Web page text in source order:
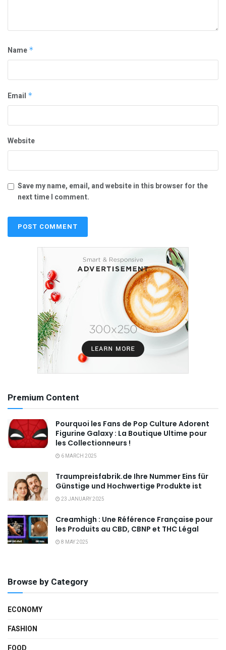
Name *
Email *
Website
Save my name, email, and website in this browser for the
next time I comment.
Premium Content
Pourquoi les Fans de Pop Culture Adorent
Figurine Galaxy : La Boutique Ultime pour
les Collectionneurs !
6 MARCH 2025
Traumpreisfabrik.de Ihre Nummer Eins für
Günstige und Hochwertige Produkte ist
23 JANUARY 2025
Creamhigh : Une Référence Française pour
les Produits au CBD, CBNP et THC Légal
8 MAY 2025
Browse by Category
ECONOMY
FASHION